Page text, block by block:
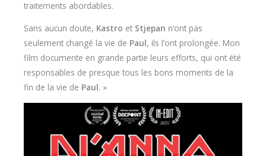
traitements abordables.
Sans aucun doute, Kastro et Stjepan n’ont pas
seulement changé la vie de Paul, ils l’ont prolongée. Mon
film documente en grande partie leurs efforts, qui ont été
responsables de presque tous les bons moments de la
fin de la vie de Paul. »